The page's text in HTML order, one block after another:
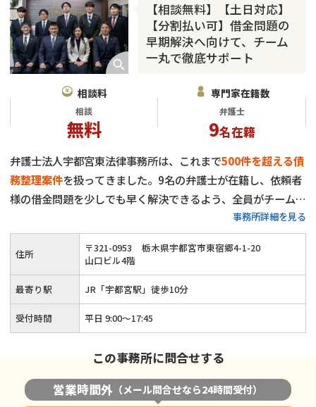
【相談無料】【土日対応】
【分割払い可】借金問題の
早期解決へ向けて、チーム
一丸で徹底サポート
相談料
相談
無料
専門家在籍数
弁護士
9名在籍
弁護士法人宇都宮東法律事務所は、これまで500件を超える債
務整理案件を扱ってきました。9名の弁護士が在籍し、依頼者
様の借金問題を少しでも早く解決できるよう、全員がチームと
なって問題解決にあたります。借金問題に関するご相談は何度
でも無料で対応します。費用面で心配を抱えている方も多いと
思いますが、支払い時期や分割方法はご相談の上柔軟に決定さ
せていただきます。ぜひお気軽にご相談ください。
事務所詳細を見る
住所 〒321-0953
栃木県宇都宮市東宿郷4-1-20
山口ビル4階
最寄り駅 JR「宇都宮駅」徒歩10分
受付時間 平日 9:00～17:45
この事務所に問合せする
営業時間外 （メール問合せなら24時間受付）